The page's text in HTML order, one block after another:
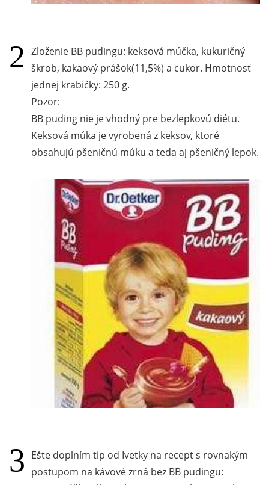
Zloženie BB pudingu: keksová múčka, kukuričný
škrob, kakaový prášok(11,5%) a cukor. Hmotnosť
jednej krabičky: 250 g.
Pozor:
BB puding nie je vhodný pre bezlepkovú diétu.
Keksová múka je vyrobená z keksov, ktoré
obsahujú pšeničnú múku a teda aj pšeničný lepok.
Ešte doplním tip od Ivetky na recept s rovnakým
postupom na kávové zrná bez BB pudingu: